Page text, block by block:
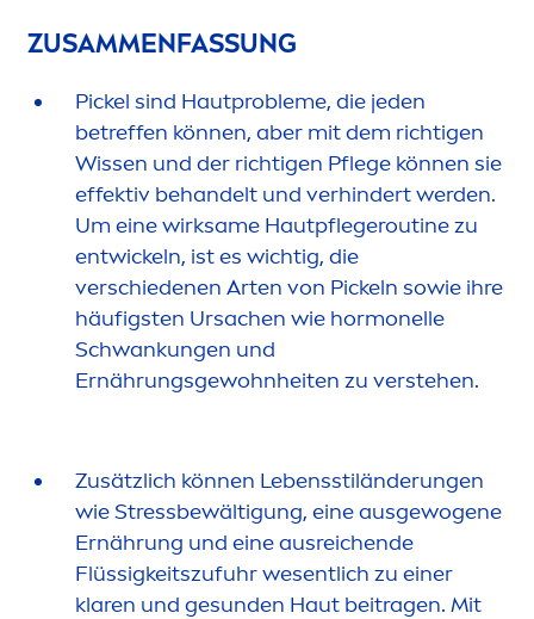
ZUSAMMENFASSUNG
Pickel sind Hautprobleme, die jeden
betreffen können, aber mit dem richtigen
Wissen und der richtigen Pflege können sie
effektiv behandelt und verhindert werden.
Um eine wirksame Hautpflegeroutine zu
entwickeln, ist es wichtig, die
verschiedenen Arten von Pickeln sowie ihre
häufigsten Ursachen wie hormonelle
Schwankungen und
Ernährungsgewohnheiten zu verstehen.
Zusätzlich können Lebensstiländerungen
wieStressbewältigung, eine ausgewogene
Ernährung und eine ausreichende
Flüssigkeitszufuhr wesentlich zu einer
klaren und gesunden Haut beitragen. Mit